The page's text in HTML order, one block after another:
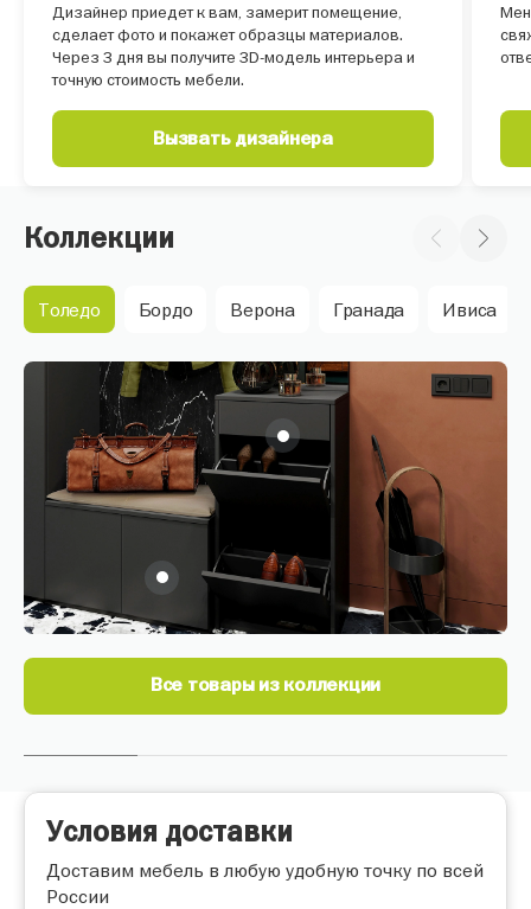
Дизайнер приедет к вам, замерит помещение,
сделает фото и покажет образцы материалов.
Через 3 дня вы получите 3D-модель интерьера и
точную стоимость мебели.
Вызвать дизайнера
Коллекции
Толедо Бордо Верона Гранада Ивиса
Все товары из коллекции
Условия доставки
Доставим мебель в любую удобную точку по всей
России